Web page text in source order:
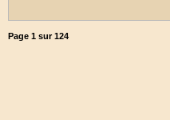
Page 1 sur124